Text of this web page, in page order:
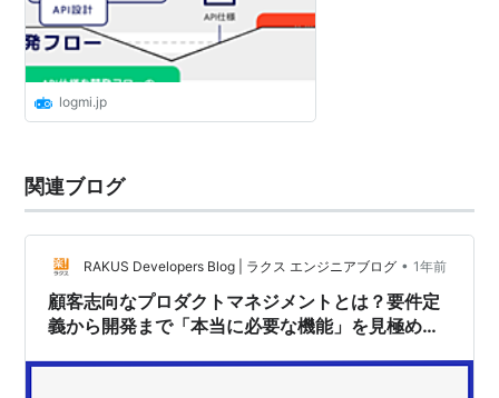
logmi.jp
関連ブログ
RAKUS Developers Blog | ラクス エンジニアブログ • 1年前
顧客志向なプロダクトマネジメントとは？要件定
義から開発まで「本当に必要な機能」を見極める